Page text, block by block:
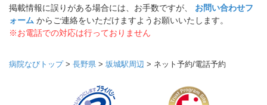
掲載情報に誤りがある場合には、お手数ですが、 お問い合わせフ
ォーム からご連絡をいただけますようお願いいたします。
※お電話での対応は行っておりません
病院なびトップ> 長野県 > 坂城駅周辺 > ネット予約/電話予約